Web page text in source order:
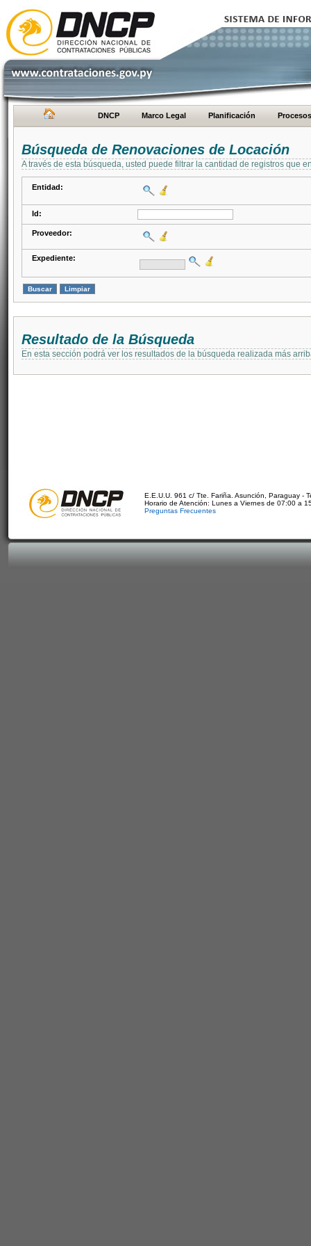
DNCP Marco Legal Planificación Procesos
Búsqueda de Renovaciones de Locación
A través de esta búsqueda, usted puede filtrar la cantidad de registros que
Entidad:
Id:
Proveedor:
Expediente:
Resultado de la Búsqueda
En esta sección podrá ver los resultados de la búsqueda realizada más
E.E.U.U. 961 c/ Tte. Fariña. Asunción, Paraguay -
Horario de Atención: Lunes a Viernes de 07:00 a
Preguntas Frecuentes